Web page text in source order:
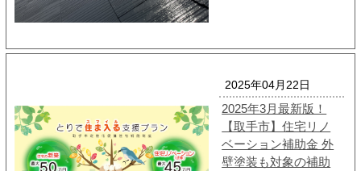
2025年04月22日
2025年3月最新版！
【取手市】住宅リノ
ベーション補助金 外
壁塗装も対象の補助